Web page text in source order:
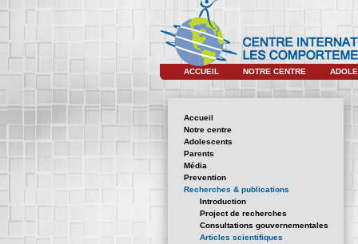
ACCUEIL NOTRE CENTRE
Accueil
Notre centre
Adolescents
Parents
Média
Prevention
Recherches & publications
Introduction
Project de recherches
Consultations gouvernementales
Articles scientifiques